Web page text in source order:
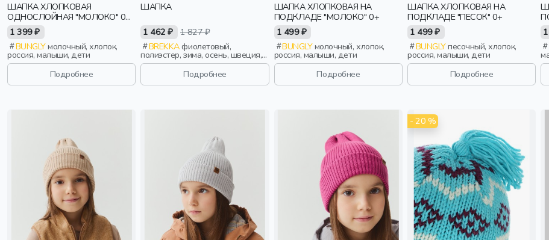
ШАПКА ХЛОПКОВАЯ
ОДНОСЛОЙНАЯ "МОЛОКО" 0+
(ЭЛЬФ)
1 399 ₽
BUNGLYмолочный, хлопок,
россия, малыши, дети
Подробнее
ШАПКА
1 462 ₽
1 827 ₽
BREKKAфиолетовый,
полиэстер, зима, осень, швеция,
завязки, длинные, логотип, ажур,
Подробнее
ШАПКА ХЛОПКОВАЯ НА
ПОДКЛАДЕ "МОЛОКО" 0+
1 499 ₽
BUNGLYмолочный, хлопок,
россия, малыши, дети
Подробнее
ШАПКА ХЛОПКОВАЯ НА
ПОДКЛАДЕ "ПЕСОК" 0+
1 499 ₽
BUNGLYпесочный, хлопок,
россия, малыши, дети
Подробнее
- 20 %